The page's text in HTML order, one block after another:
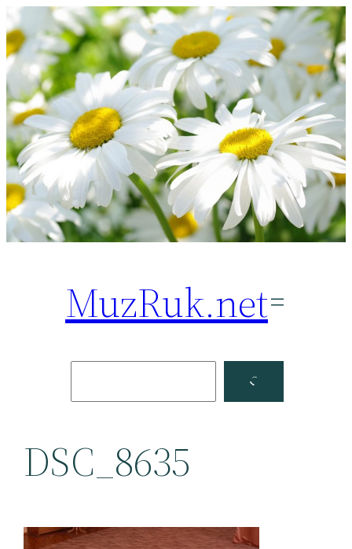
Перейти
к
содержимому
MuzRuk.net
Facebook
DSC_8635